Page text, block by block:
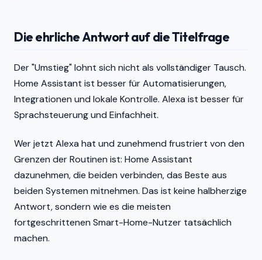
Die ehrliche Antwort auf die Titelfrage
Der "Umstieg" lohnt sich nicht als vollständiger Tausch.
Home Assistant ist besser für Automatisierungen,
Integrationen und lokale Kontrolle. Alexa ist besser für
Sprachsteuerung und Einfachheit.
Wer jetzt Alexa hat und zunehmend frustriert von den
Grenzen der Routinen ist: Home Assistant
dazunehmen, die beiden verbinden, das Beste aus
beiden Systemen mitnehmen. Das ist keine halbherzige
Antwort, sondern wie es die meisten
fortgeschrittenen Smart-Home-Nutzer tatsächlich
machen.